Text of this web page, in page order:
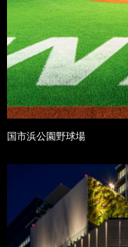
国市浜公園野球場